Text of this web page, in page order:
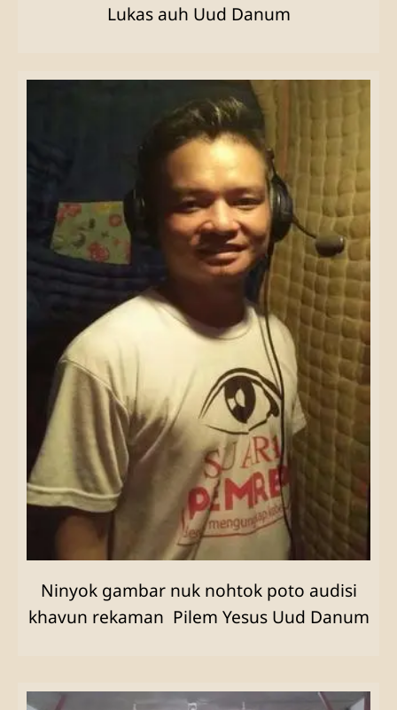
Lukas auh Uud Danum
Ninyok gambar nuk nohtok poto audisi
khavun rekaman Pilem Yesus Uud Danum